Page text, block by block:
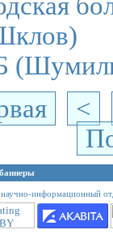
<
баннеры
научно-информационный